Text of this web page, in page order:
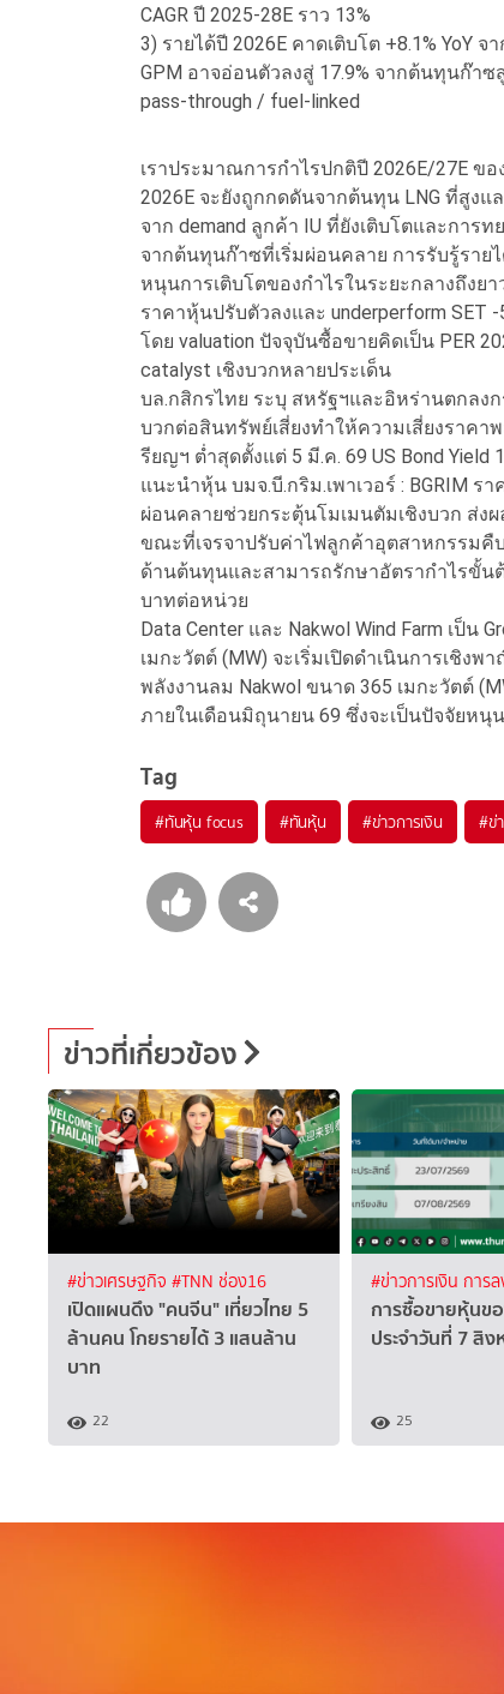
CAGR ปี 2025-28E ราว 13%
3) รายได้ปี 2026E คาดเติบโต +8.1% YoY
GPM อาจอ่อนตัวลงสู่ 17.9% จากต้นทุนก๊า
pass-through / fuel-linked
เราประมาณการกำไรปกติปี 2026E/27E ขอ
2026E จะยังถูกกดดันจากต้นทุน LNG ที่สูงแ
จาก demand ลูกค้า IU ที่ยังเติบโตและการ
จากต้นทุนก๊าซที่เริ่มผ่อนคลาย การรับรู้รายไ
หนุนการเติบโตของกำไรในระยะกลางถึงยา
ราคาหุ้นปรับตัวลงและ underperform SET
โดย valuation ปัจจุบันซื้อขายคิดเป็น PER
catalyst เชิงบวกหลายประเด็น
บล.กสิกรไทย ระบุ สหรัฐฯและอิหร่านตกล
บวกต่อสินทรัพย์เสี่ยงทำให้ความเสี่ยงราคา
รียญฯ ต่ำสุดตั้งแต่ 5 มี.ค. 69 US Bond Yield
แนะนำหุ้น บมจ.บี.กริม.เพาเวอร์ : BGRIM
ผ่อนคลายช่วยกระตุ้นโมเมนตัมเชิงบวก ส่
ขณะที่เจรจาปรับค่าไฟลูกค้าอุตสาหกรรมคื
ด้านต้นทุนและสามารถรักษาอัตรากำไรขั้นต้
บาทต่อหน่วย
Data Center และ Nakwol Wind Farm เป็น
เมกะวัตต์ (MW) จะเริ่มเปิดดำเนินการเชิง
พลังงานลม Nakwol ขนาด 365 เมกะวัตต์
ภายในเดือนมิถุนายน 69 ซึ่งจะเป็นปัจจัยหนุ
Tag
#ทันหุ้น focus #ทันหุ้น #ข่าวการเงิน #ข่
ข่าวที่เกี่ยวข้อง
#ข่าวเศรษฐกิจ #TNN ช่อง16
เปิดแผนดึง "คนจีน" เที่ยวไทย 5
ล้านคน โกยรายได้ 3 แสนล้าน
บาท
22
#ข่าวการเงิน การ
การซื้อขายหุ้นข
ประจำวันที่ 7 สิ
25